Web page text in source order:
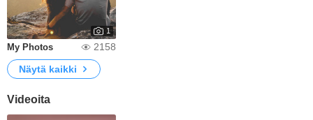
1
My Photos
2158
Näytä kaikki
Videoita